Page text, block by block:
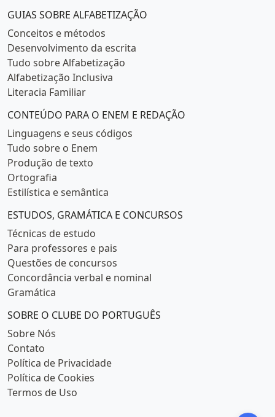
Categorias populares
GUIAS SOBRE ALFABETIZAÇÃO
Conceitos e métodos
Desenvolvimento da escrita
Tudo sobre Alfabetização
Alfabetização Inclusiva
Literacia Familiar
CONTEÚDO PARA O ENEM E REDAÇÃO
Linguagens e seus códigos
Tudo sobre o Enem
Produção de texto
Ortografia
Estilística e semântica
ESTUDOS, GRAMÁTICA E CONCURSOS
Técnicas de estudo
Para professores e pais
Questões de concursos
Concordância verbal e nominal
Gramática
SOBRE O CLUBE DO PORTUGUÊS
Sobre Nós
Contato
Política de Privacidade
Política de Cookies
Termos de Uso